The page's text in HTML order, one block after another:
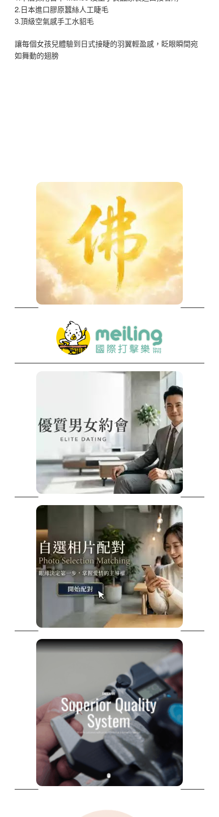
2.日本進口膠原蠶絲人工睫毛
3.頂級空氣感手工水貂毛
讓每個女孩兒體驗到日式接睫的羽翼輕盈感，眨眼瞬間宛
如舞動的翅膀